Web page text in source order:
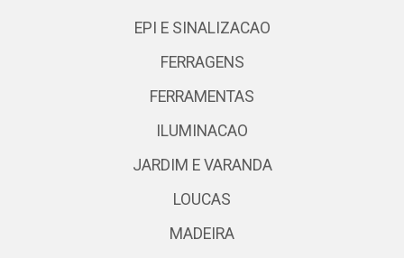
EPI E SINALIZACAO
FERRAGENS
FERRAMENTAS
ILUMINACAO
JARDIM E VARANDA
LOUCAS
MADEIRA